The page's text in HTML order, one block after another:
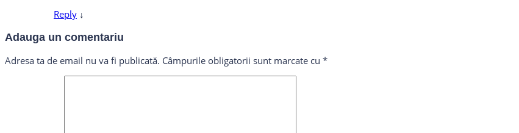
Reply ↓
Adauga un comentariu
Adresa ta de email nu va fi publicată. Câmpurile obligatorii sunt marcate cu *